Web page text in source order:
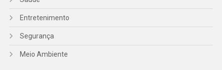
Entretenimento
Segurança
Meio Ambiente